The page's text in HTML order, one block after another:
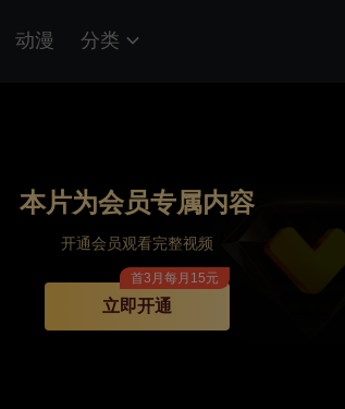
动漫 分类
本片为会员专属内容
开通会员观看完整视频
立即开通
首3月每月15元